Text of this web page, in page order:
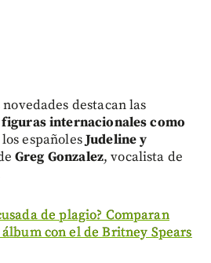
destacan las
internacionales como
los españolesJudeline y
Greg Gonzalez, vocalista de
de plagio? Comparan
con el de Britney Spears